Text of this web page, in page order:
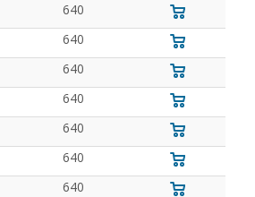
640
640
640
640
640
640
640